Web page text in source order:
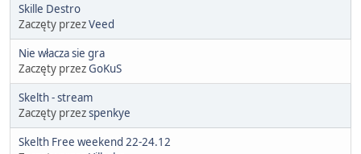
Skille Destro
Zaczęty przezVeed
Nie włacza sie gra
Zaczęty przezGoKuS
Skelth - stream
Zaczęty przezspenkye
Skelth Free weekend 22-24.12